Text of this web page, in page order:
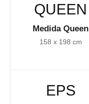
QUEEN
Medida Queen
158 x 198 cm
EPS